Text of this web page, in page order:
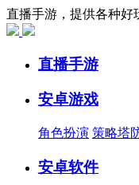
直播手游，提供各种好
直播手游
安卓游戏
角色扮演 策略塔
安卓软件